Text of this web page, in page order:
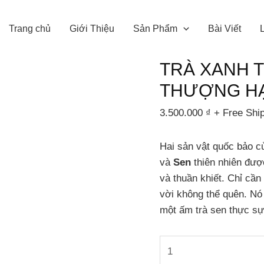
Trang chủ Giới Thiệu Sản Phẩm Bài Viết
TRÀ XANH
THƯỢNG
3.500.000 ₫ + Free
Hai sản vật quốc bảo
và Senthiên nhiên
và thuần khiết. Chỉ
vời không thể quên.
một ấm trà sen thực
XANH
SEN
THƯỢNG
HỘP
số
lượng